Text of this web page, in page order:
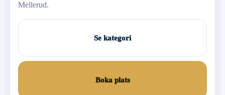
Mellerud.
Se kategori
Boka plats